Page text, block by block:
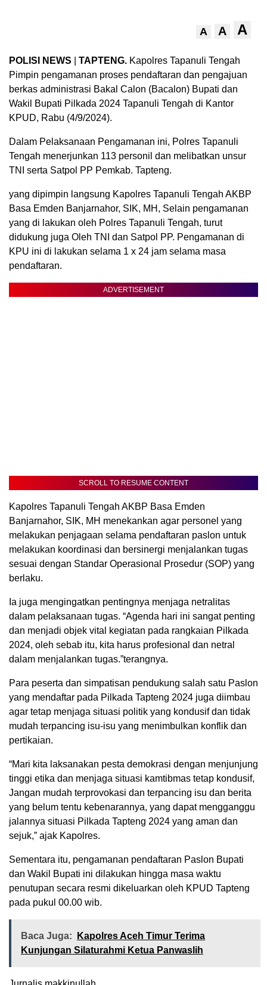
A A A
POLISI NEWS TAPTENG. Kapolres Tapanuli Tengah
Pimpin pengamanan proses pendaftaran dan pengajuan
berkas administrasi Bakal Calon (Bacalon) Bupati dan
Wakil Bupati Pilkada 2024 Tapanuli Tengah di Kantor
KPUD, Rabu (4/9/2024).
Dalam Pelaksanaan Pengamanan ini, Polres Tapanuli
Tengah menerjunkan 113 personil dan melibatkan unsur
TNI serta Satpol PP Pemkab. Tapteng.
yang dipimpin langsung Kapolres Tapanuli Tengah AKBP
Basa Emden Banjarnahor, SIK, MH, Selain pengamanan
yang di lakukan oleh Polres Tapanuli Tengah, turut
didukung juga Oleh TNI dan Satpol PP. Pengamanan di
KPU ini di lakukan selama 1 x 24 jam selama masa
pendaftaran.
ADVERTISEMENT
SCROLL TO RESUME CONTENT
Kapolres Tapanuli Tengah AKBP Basa Emden
Banjarnahor, SIK, MH menekankan agar personel yang
melakukan penjagaan selama pendaftaran paslon untuk
melakukan koordinasi dan bersinergi menjalankan tugas
sesuai dengan Standar Operasional Prosedur (SOP) yang
berlaku.
Ia juga mengingatkan pentingnya menjaga netralitas
dalam pelaksanaan tugas. “Agenda hari ini sangat penting
dan menjadi objek vital kegiatan pada rangkaian Pilkada
2024, oleh sebab itu, kita harus profesional dan netral
dalam menjalankan tugas.”terangnya.
Para peserta dan simpatisan pendukung salah satu Paslon
yang mendaftar pada Pilkada Tapteng 2024 juga diimbau
agar tetap menjaga situasi politik yang kondusif dan tidak
mudah terpancing isu-isu yang menimbulkan konflik dan
pertikaian.
“Mari kita laksanakan pesta demokrasi dengan menjunjung
tinggi etika dan menjaga situasi kamtibmas tetap kondusif,
Jangan mudah terprovokasi dan terpancing isu dan berita
yang belum tentu kebenarannya, yang dapat mengganggu
jalannya situasi Pilkada Tapteng 2024 yang aman dan
sejuk,” ajak Kapolres.
Sementara itu, pengamanan pendaftaran Paslon Bupati
dan Wakil Bupati ini dilakukan hingga masa waktu
penutupan secara resmi dikeluarkan oleh KPUD Tapteng
pada pukul 00.00 wib.
Baca Juga:
Kapolres Aceh Timur Terima
Kunjungan Silaturahmi Ketua Panwaslih